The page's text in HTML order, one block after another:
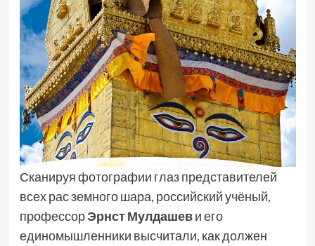
Сканируя фотографии глаз представителей
всех рас земного шара, российский учёный,
профессорЭрнст Мулдашеви его
единомышленники высчитали, как должен